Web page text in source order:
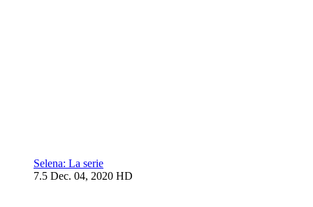
Selena: La serie
7.5 Dec. 04, 2020 HD